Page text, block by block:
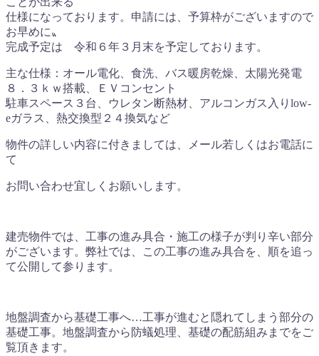
仕様になっております。申請には、予算枠がございますので
お早めに〟
完成予定は 令和６年３月末を予定しております。
主な仕様：オール電化、食洗、バス暖房乾燥、太陽光発電
８．３ｋｗ搭載、ＥＶコンセント
駐車スペース３台、ウレタン断熱材、アルコンガス入りlow-
eガラス、熱交換型２４換気など
物件の詳しい内容に付きましては、メール若しくはお電話に
て
お問い合わせ宜しくお願いします。
建売物件では、工事の進み具合・施工の様子が判り辛い部分
がございます。弊社では、この工事の進み具合を、順を追っ
て公開して参ります。
地盤調査から基礎工事へ…工事が進むと隠れてしまう部分の
基礎工事。地盤調査から防蟻処理、基礎の配筋組みまでをご
覧頂きます。